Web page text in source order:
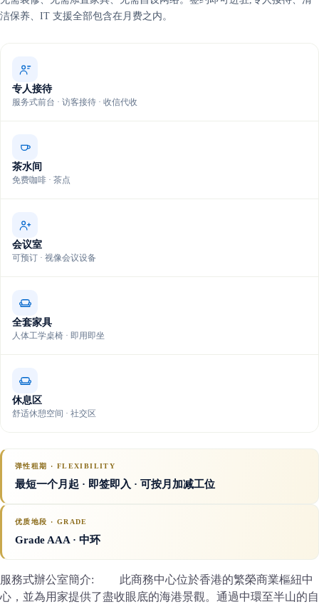
洁保养、IT 支援全部包含在月费之内。
专人接待
服务式前台 · 访客接待 · 收信代收
茶水间
免费咖啡 · 茶点
会议室
可预订 · 视像会议设备
全套家具
人体工学桌椅 · 即用即坐
休息区
舒适休憩空间 · 社交区
弹性租期 · FLEXIBILITY
最短一个月起 · 即签即入 · 可按月加减工位
优质地段 · GRADE
Grade AAA· 中环
服務式辦公室簡介: 此商務中心位於香港的繁榮商業樞紐中
心，並為用家提供了盡收眼底的海港景觀。通過中環至半山的自